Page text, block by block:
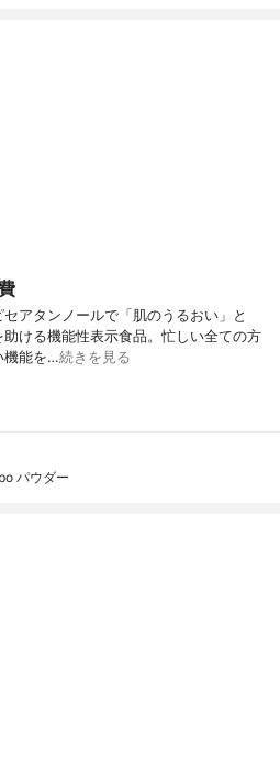
アタンノールで「肌のうるおい」と
助ける機能性表示食品。忙しい全ての方
機能を…続きを見る
パウダー